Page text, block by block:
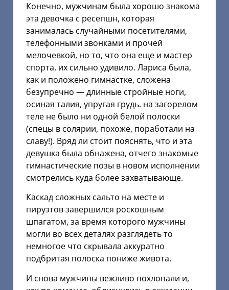
Конечно, мужчинам была хорошо знакома
эта девочка с ресепшн, которая
занималась случайными посетителями,
телефонными звонками и прочей
мелочевкой, но то, что она еще и мастер
спорта, их сильно удивило. Лариса была,
как и положено гимнастке, сложена
безупречно — длинные стройные ноги,
осиная талия, упругая грудь. на загорелом
теле не было ни одной белой полоски
(спецы в солярии, похоже, поработали на
славу!). Вряд ли стоит пояснять, что и эта
девушка была обнажена, отчего знакомые
гимнастические позы в новом исполнении
смотрелись куда более захватывающе.
Каскад сложных сальто на месте и
пируэтов завершился роскошным
шпагатом, за время которого мужчины
могли во всех деталях разглядеть то
немногое что скрывала аккуратно
подбритая полоска пониже живота.
И снова мужчины вежливо похлопали и,